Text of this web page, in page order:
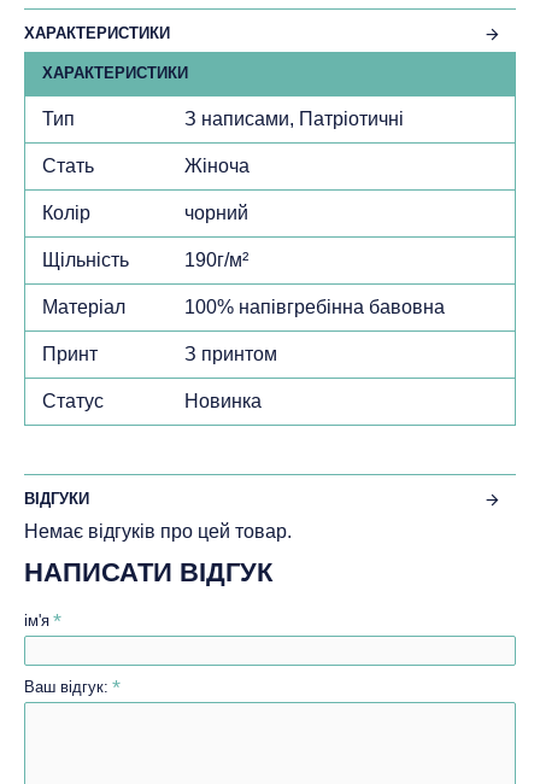
ХАРАКТЕРИСТИКИ
ХАРАКТЕРИСТИКИ
Тип З написами, Патріотичні
Стать Жіноча
Колір чорний
Щільність 190г/м²
Матеріал 100% напівгребінна бавовна
Принт З принтом
Статус Новинка
ВІДГУКИ
Немає відгуків про цей товар.
НАПИСАТИ ВІДГУК
ім'я
Ваш відгук: